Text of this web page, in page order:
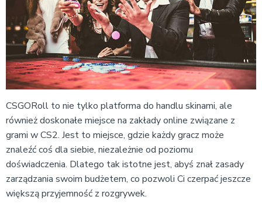
CSGORoll to nie tylko platforma do handlu skinami, ale
również doskonałe miejsce na zakłady online związane z
grami w CS2. Jest to miejsce, gdzie każdy gracz może
znaleźć coś dla siebie, niezależnie od poziomu
doświadczenia. Dlatego tak istotne jest, abyś znał zasady
zarządzania swoim budżetem, co pozwoli Ci czerpać jeszcze
większą przyjemność z rozgrywek.